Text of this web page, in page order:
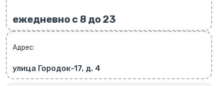
ежедневно с 8 до 23
Адрес:
улица Городок-17, д. 4